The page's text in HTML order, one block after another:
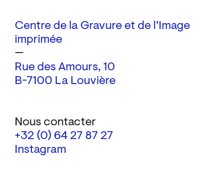
Centre de la Gravure et de l’Image
imprimée
—
Rue des Amours, 10
B-7100 La Louvière
Nous contacter
+32 (0) 64 27 87 27
Instagram